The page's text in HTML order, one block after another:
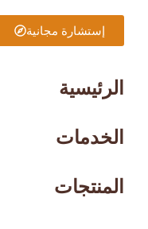
إستشارة مجانية
الرئيسية
الخدمات
المنتجات